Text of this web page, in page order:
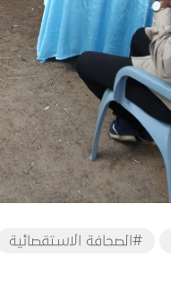
#الصحافة الاستقصائية